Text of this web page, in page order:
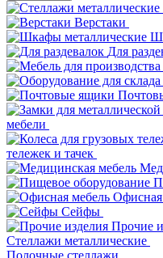
Верстаки
Для
мебели
тележек и тачек
Офисная
Сейфы
Прочие
Стеллажи металлические
Полочные стеллажи